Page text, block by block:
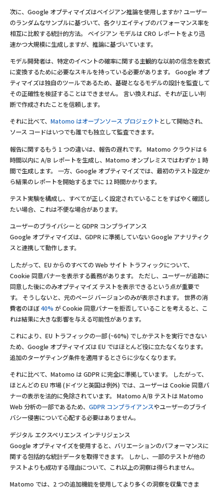
次に、Google オプティマイズはベイジアン推論を使用しますか? ユーザー
のランダムなサンプルに基づいて、各クリエイティブのパフォーマンス率を
相互に比較する統計的方法。 ベイジアン モデルは CRO レポートをより迅
速かつ大規模に生成しますが、推論に基づいています。
モデル開発者は、特定のイベントの確率に関する主観的な以前の信念を数式
に変換するために必要なスキルを持っている必要があります。 Google オプ
ティマイズは独自のツールであるため、基礎となるモデルの設計を監査して
その正確性を検証することはできません。 言い換えれば、それが正しい判
断で作成されたことを信頼します。
それに比べて、 Matomo はオープンソース プロジェクトとして開始され、
ソース コードはいつでも誰でも独立して監査できます。
報告に関するもう 1 つの違いは、報告の遅れです。 Matomo クラウドは 6
時間以内に A/B レポートを生成し、Matomo オンプレミスではわずか 1 時
間で生成します。 一方、Google オプティマイズでは、最初のテスト設定か
ら結果のレポートを開始するまでに 12 時間かかります。
テスト実験を構成し、すべてが正しく設定されていることをすばやく確認し
たい場合、これは不便な場合があります。
ユーザーのプライバシーと GDPR コンプライアンス
Google オプティマイズは、GDPR に準拠していない Google アナリティク
スと連携して動作します。
したがって、EU からのすべての Web サイト トラフィックについて、
Cookie 同意バナーを表示する義務があります。 ただし、ユーザーが追跡に
同意した後にのみオプティマイズ テストを表示できるという点が重要で
す。 そうしないと、元のページ バージョンのみが表示されます。 世界の消
費者のほぼ40% が Cookie 同意バナーを拒否していることを考えると、こ
れは結果に大きな影響を与える可能性があります。
これにより、EU トラフィックの一部 (~60%) でしかテストを実行できない
ため、Google オプティマイズは EU ではほとんど役に立たなくなります。
追加のターゲティング条件を適用するとさらに少なくなります。
それに比べて、Matomo は GDPR に完全に準拠しています。 したがって、
ほとんどの EU 市場 (ドイツと英国は例外) では、ユーザーは Cookie 同意バ
ナーの表示を法的に免除されています。 Matomo A/B テストは Matomo
Web 分析の一部であるため、 GDPR コンプライアンスやユーザーのプライ
バシー侵害について心配する必要はありません。
デジタル エクスペリエンス インテリジェンス
Google オプティマイズを使用すると、バリエーションのパフォーマンスに
関する包括的な統計データを取得できます。 しかし、一部のテストが他の
テストよりも成功する理由について、これ以上の洞察は得られません。
Matomo では、2 つの追加機能を使用してより多くの洞察を収集できま